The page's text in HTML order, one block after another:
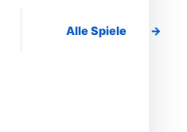
Alle Spiele →